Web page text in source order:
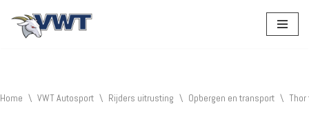
Home \ VWT Autosport \ Rijders uitrusting \ Opbergen en transport \